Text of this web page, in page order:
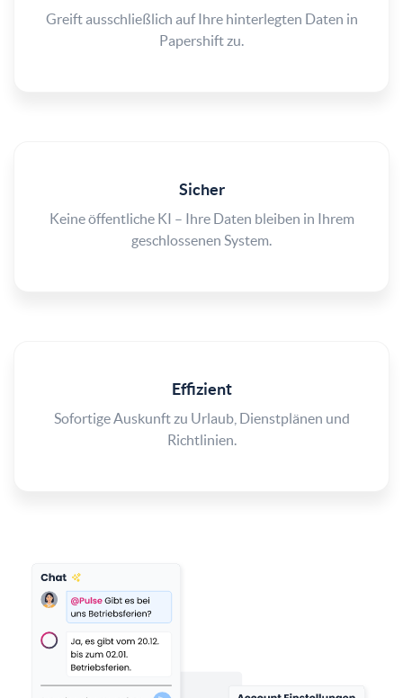
Greift ausschließlich auf Ihre hinterlegten Daten in
Papershift zu.
Sicher
Keine öffentliche KI – Ihre Daten bleiben in Ihrem
geschlossenen System.
Effizient
Sofortige Auskunft zu Urlaub, Dienstplänen und
Richtlinien.